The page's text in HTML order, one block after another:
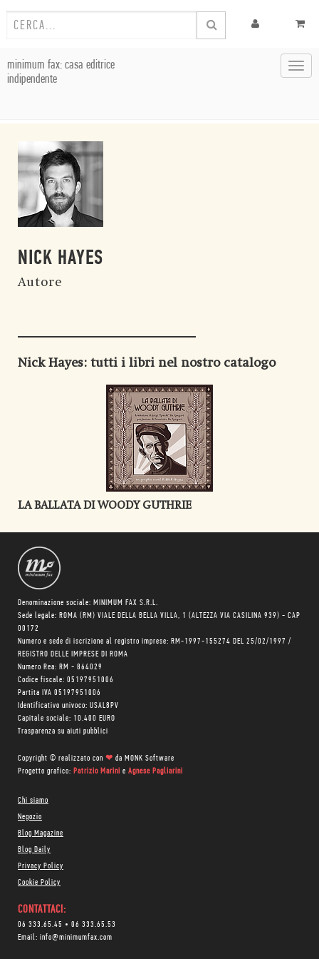
minimum fax: casa editrice
indipendente
NICK HAYES
Autore
Nick Hayes: tutti i libri nel nostro catalogo
LA BALLATA DI WOODY GUTHRIE
Denominazione sociale: MINIMUM FAX S.R.L.
Sede legale: ROMA (RM) VIALE DELLA BELLA VILLA, 1 (ALTEZZA VIA CASILINA 939) - CAP
00172
Numero e sede di iscrizione al registro imprese: RM-1997-155274 DEL 25/02/1997 /
REGISTRO DELLE IMPRESE DI ROMA
Numero Rea: RM - 864029
Codice fiscale: 05197951006
Partita IVA 05197951006
Identificativo univoco: USAL8PV
Capitale sociale: 10.400 EURO
Trasparenza su aiuti pubblici
Copyright © realizzato con ❤ da MONK Software
Progetto grafico: Patrizio Marini e Agnese Pagliarini
Chi siamo
Negozio
Blog Magazine
Blog Daily
Privacy Policy
Cookie Policy
CONTATTACI:
06 333.65.45 • 06 333.65.53
Email: info@minimumfax.com